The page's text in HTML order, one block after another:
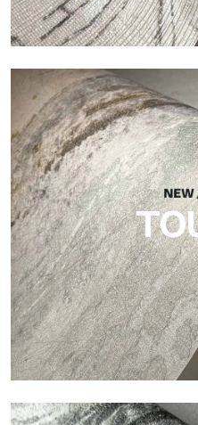
Craft
Acabado inspirado en las
esencial que aporta equilibrio,
elegante a la superficie.